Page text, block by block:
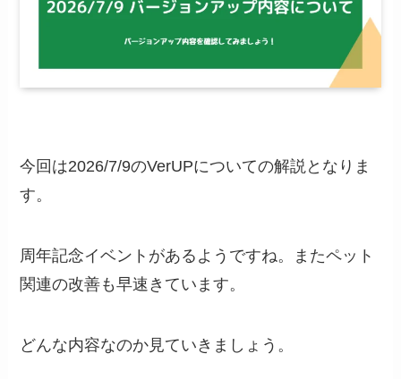
今回は2026/7/9のVerUPについての解説となりま
す。
周年記念イベントがあるようですね。またペット
関連の改善も早速きています。
どんな内容なのか見ていきましょう。